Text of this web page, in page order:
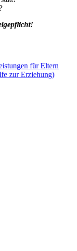
für Eltern
zur Erziehung)